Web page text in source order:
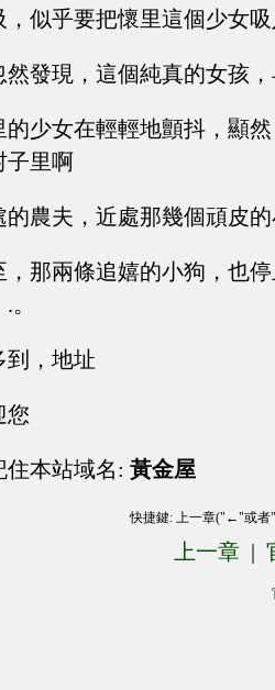
，似乎要把懷里這個少女
然發現，這個純真的女孩
的少女在輕輕地顫抖，顯
子里啊
的農夫，近處那幾個頑皮
，那兩條追嬉的小狗，也
。
到，地址
您
住本站域名: 黃金屋
快捷鍵: 上一章("←"或
上一章 |